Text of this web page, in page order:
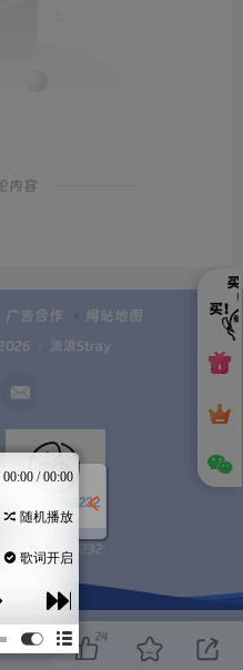
内容
广告合作 网站地图
・ 流浪Stray
Q群100949232
24
00:00 / 00:00
随机播放
歌词开启